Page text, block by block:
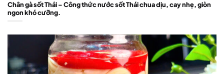
Chân gà sốt Thái – Công thức nước sốt Thái chua dịu, cay nhẹ, giòn
ngon khó cưỡng.